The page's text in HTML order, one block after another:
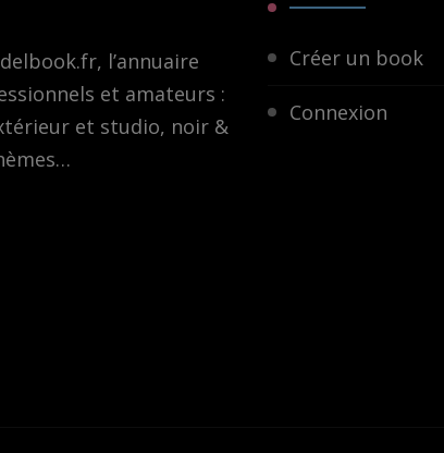
l’annuaire
et amateurs :
et studio, noir &
Créer un book
Connexion